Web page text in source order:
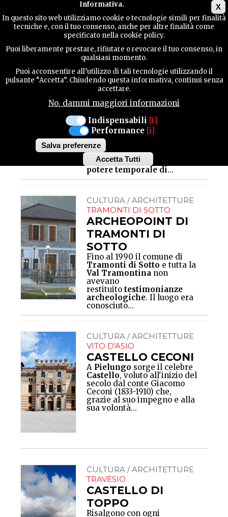
X
Informativa.
In questo sito web utilizziamo cookie o tecnologie simili per finalità
tecniche e, con il tuo consenso, anche per altre finalità come
specificato nella cookie policy.
Puoi liberamente prestare, rifiutare o revocare il tuo consenso, in
qualsiasi momento.
Puoi acconsentire all’utilizzo di tali tecnologie utilizzando il
pulsante “Accetta”. Chiudendo questa informativa, continui senza
accettare.
No, dammi maggiori informazioni
Indispensabili [i]
Performance [i]
Salva preferenze
Accetta Tutti
Withdraw
CONTATTI
Architetture
CULTURA / ARCHITETTURE
SESTO AL REGHENA
ABBAZIA
BENEDETTINA DI
SESTO AL
REGHENA
Così denominata perché
allora immersa in una
estesa selva, venne fondata
intorno alla prima metà
dell’VIII secolo.
Centro di
potere temporale di...
CULTURA / ARCHITETTURE
TRAMONTI DI SOTTO
ARCHEOPOINT DI
TRAMONTI DI
SOTTO
Fino al 1990 il comune di
Tramonti di Sotto e tutta la
Val Tramontina non
avevano
restituitotestimonianze
archeologiche. Il luogo era
conosciuto...
CULTURA / ARCHITETTURE
VITO D'ASIO
CASTELLO CECONI
A Pielungo sorge il celebre
Castello, voluto all'inizio del
secolo dal conte Giacomo
Ceconi (1833-1910) che,
grazie al suo impegno e alla
sua volontà...
CULTURA / ARCHITETTURE
TRAVESIO
CASTELLO DI
TOPPO
Risalgono con ogni